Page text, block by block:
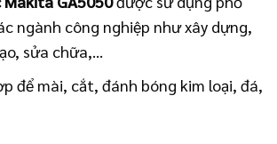
ngành công nghiệp như xây dựng,
sửa chữa,…
để mài, cắt, đánh bóng kim loại, đá,